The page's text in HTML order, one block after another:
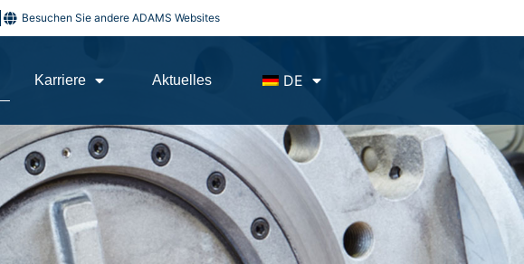
Besuchen Sie andere ADAMS Websites
Karriere Aktuelles DE